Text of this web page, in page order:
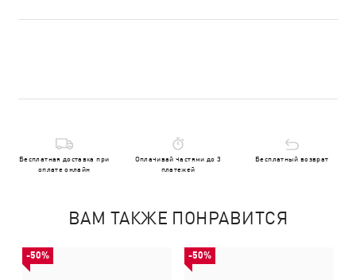
Бесплатная доставка при
оплате онлайн
Оплачивай частями до 3
платежей
Бесплатный возврат
ВАМ ТАКЖЕ ПОНРАВИТСЯ
-50% -50%